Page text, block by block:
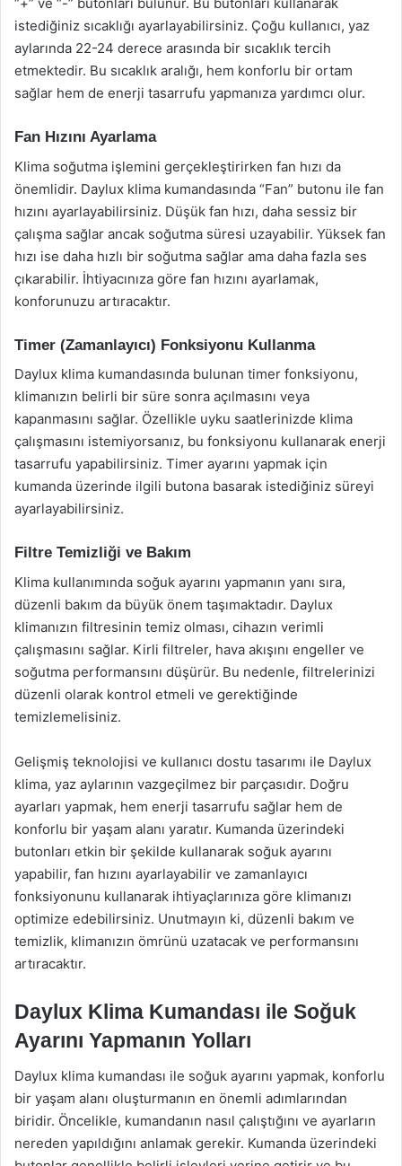
istediğiniz sıcaklığı ayarlayabilirsiniz. Çoğu kullanıcı, yaz
aylarında 22-24 derece arasında bir sıcaklık tercih
etmektedir. Bu sıcaklık aralığı, hem konforlu bir ortam
sağlar hem de enerji tasarrufu yapmanıza yardımcı olur.
Fan Hızını Ayarlama
Klima soğutma işlemini gerçekleştirirken fan hızı da
önemlidir. Daylux klima kumandasında “Fan” butonu ile fan
hızını ayarlayabilirsiniz. Düşük fan hızı, daha sessiz bir
çalışma sağlar ancak soğutma süresi uzayabilir. Yüksek fan
hızı ise daha hızlı bir soğutma sağlar ama daha fazla ses
çıkarabilir. İhtiyacınıza göre fan hızını ayarlamak,
konforunuzu artıracaktır.
Timer (Zamanlayıcı) Fonksiyonu Kullanma
Daylux klima kumandasında bulunan timer fonksiyonu,
klimanızın belirli bir süre sonra açılmasını veya
kapanmasını sağlar. Özellikle uyku saatlerinizde klima
çalışmasını istemiyorsanız, bu fonksiyonu kullanarak enerji
tasarrufu yapabilirsiniz. Timer ayarını yapmak için
kumanda üzerinde ilgili butona basarak istediğiniz süreyi
ayarlayabilirsiniz.
Filtre Temizliği ve Bakım
Klima kullanımında soğuk ayarını yapmanın yanı sıra,
düzenli bakım da büyük önem taşımaktadır. Daylux
klimanızın filtresinin temiz olması, cihazın verimli
çalışmasını sağlar. Kirli filtreler, hava akışını engeller ve
soğutma performansını düşürür. Bu nedenle, filtrelerinizi
düzenli olarak kontrol etmeli ve gerektiğinde
temizlemelisiniz.
Gelişmiş teknolojisi ve kullanıcı dostu tasarımı ile Daylux
klima, yaz aylarının vazgeçilmez bir parçasıdır. Doğru
ayarları yapmak, hem enerji tasarrufu sağlar hem de
konforlu bir yaşam alanı yaratır. Kumanda üzerindeki
butonları etkin bir şekilde kullanarak soğuk ayarını
yapabilir, fan hızını ayarlayabilir ve zamanlayıcı
fonksiyonunu kullanarak ihtiyaçlarınıza göre klimanızı
optimize edebilirsiniz. Unutmayın ki, düzenli bakım ve
temizlik, klimanızın ömrünü uzatacak ve performansını
artıracaktır.
Daylux Klima Kumandası ile Soğuk
Ayarını Yapmanın Yolları
Daylux klima kumandası ile soğuk ayarını yapmak, konforlu
bir yaşam alanı oluşturmanın en önemli adımlarından
biridir. Öncelikle, kumandanın nasıl çalıştığını ve ayarların
nereden yapıldığını anlamak gerekir. Kumanda üzerindeki